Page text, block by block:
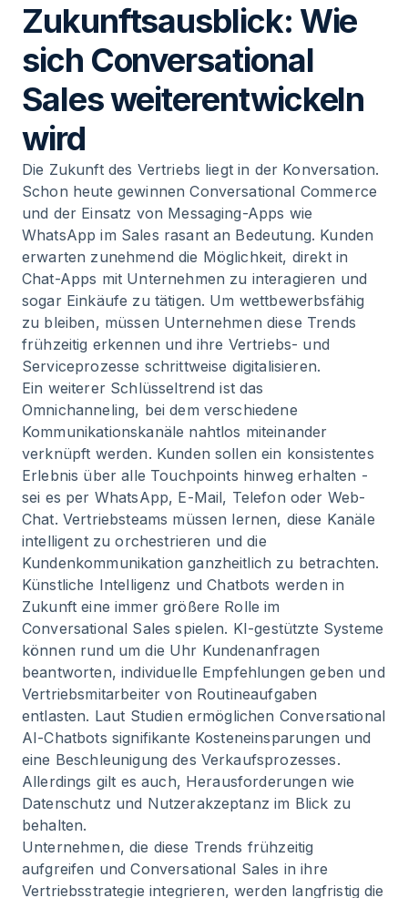
Zukunftsausblick: Wie
sich Conversational
Sales weiterentwickeln
wird
Die Zukunft des Vertriebs liegt in der Konversation.
Schon heute gewinnen Conversational Commerce
und der Einsatz von Messaging-Apps wie
WhatsApp im Sales rasant an Bedeutung. Kunden
erwarten zunehmend die Möglichkeit, direkt in
Chat-Apps mit Unternehmen zu interagieren und
sogar Einkäufe zu tätigen. Um wettbewerbsfähig
zu bleiben, müssen Unternehmen diese Trends
frühzeitig erkennen und ihre Vertriebs- und
Serviceprozesse schrittweise digitalisieren.
Ein weiterer Schlüsseltrend ist das
Omnichanneling, bei dem verschiedene
Kommunikationskanäle nahtlos miteinander
verknüpft werden. Kunden sollen ein konsistentes
Erlebnis über alle Touchpoints hinweg erhalten -
sei es per WhatsApp, E-Mail, Telefon oder Web-
Chat. Vertriebsteams müssen lernen, diese Kanäle
intelligent zu orchestrieren und die
Kundenkommunikation ganzheitlich zu betrachten.
Künstliche Intelligenz und Chatbots werden in
Zukunft eine immer größere Rolle im
Conversational Sales spielen. KI-gestützte Systeme
können rund um die Uhr Kundenanfragen
beantworten, individuelle Empfehlungen geben und
Vertriebsmitarbeiter von Routineaufgaben
entlasten. Laut Studien ermöglichen Conversational
AI-Chatbots signifikante Kosteneinsparungen und
eine Beschleunigung des Verkaufsprozesses.
Allerdings gilt es auch, Herausforderungen wie
Datenschutz und Nutzerakzeptanz im Blick zu
behalten.
Unternehmen, die diese Trends frühzeitig
aufgreifen und Conversational Sales in ihre
Vertriebsstrategie integrieren, werden langfristig die